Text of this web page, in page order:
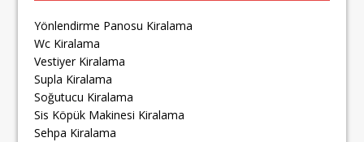
Yönlendirme Panosu Kiralama
Wc Kiralama
Vestiyer Kiralama
Supla Kiralama
Soğutucu Kiralama
Sis Köpük Makinesi Kiralama
Sehpa Kiralama